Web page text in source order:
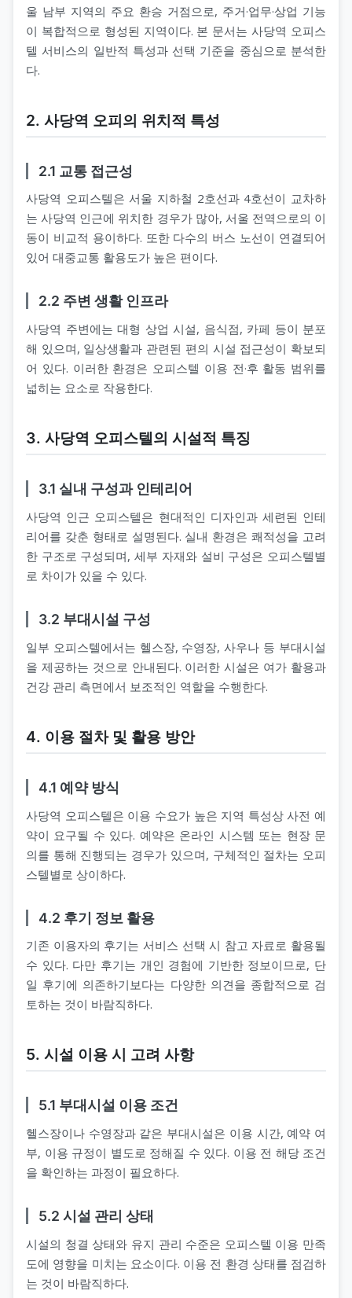
울 남부 지역의 주요 환승 거점으로, 주거·업무·상업 기능
이 복합적으로 형성된 지역이다. 본 문서는 사당역 오피스
텔 서비스의 일반적 특성과 선택 기준을 중심으로 분석한
다.
2. 사당역 오피의 위치적 특성
2.1 교통 접근성
사당역 오피스텔은 서울 지하철 2호선과 4호선이 교차하
는 사당역 인근에 위치한 경우가 많아, 서울 전역으로의 이
동이 비교적 용이하다. 또한 다수의 버스 노선이 연결되어
있어 대중교통 활용도가 높은 편이다.
2.2 주변 생활 인프라
사당역 주변에는 대형 상업 시설, 음식점, 카페 등이 분포
해 있으며, 일상생활과 관련된 편의 시설 접근성이 확보되
어 있다. 이러한 환경은 오피스텔 이용 전·후 활동 범위를
넓히는 요소로 작용한다.
3. 사당역 오피스텔의 시설적 특징
3.1 실내 구성과 인테리어
사당역 인근 오피스텔은 현대적인 디자인과 세련된 인테
리어를 갖춘 형태로 설명된다. 실내 환경은 쾌적성을 고려
한 구조로 구성되며, 세부 자재와 설비 구성은 오피스텔별
로 차이가 있을 수 있다.
3.2 부대시설 구성
일부 오피스텔에서는 헬스장, 수영장, 사우나 등 부대시설
을 제공하는 것으로 안내된다. 이러한 시설은 여가 활용과
건강 관리 측면에서 보조적인 역할을 수행한다.
4. 이용 절차 및 활용 방안
4.1 예약 방식
사당역 오피스텔은 이용 수요가 높은 지역 특성상 사전 예
약이 요구될 수 있다. 예약은 온라인 시스템 또는 현장 문
의를 통해 진행되는 경우가 있으며, 구체적인 절차는 오피
스텔별로 상이하다.
4.2 후기 정보 활용
기존 이용자의 후기는 서비스 선택 시 참고 자료로 활용될
수 있다. 다만 후기는 개인 경험에 기반한 정보이므로, 단
일 후기에 의존하기보다는 다양한 의견을 종합적으로 검
토하는 것이 바람직하다.
5. 시설 이용 시 고려 사항
5.1 부대시설 이용 조건
헬스장이나 수영장과 같은 부대시설은 이용 시간, 예약 여
부, 이용 규정이 별도로 정해질 수 있다. 이용 전 해당 조건
을 확인하는 과정이 필요하다.
5.2 시설 관리 상태
시설의 청결 상태와 유지 관리 수준은 오피스텔 이용 만족
도에 영향을 미치는 요소이다. 이용 전 환경 상태를 점검하
는 것이 바람직하다.